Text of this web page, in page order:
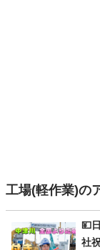
工場(軽作業)の
💴
社